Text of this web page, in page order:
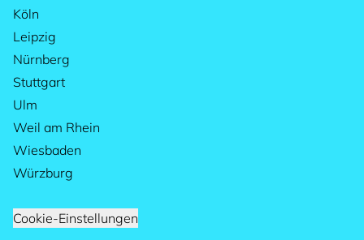
Köln
Leipzig
Nürnberg
Stuttgart
Ulm
Weil am Rhein
Wiesbaden
Würzburg
Cookie-Einstellungen